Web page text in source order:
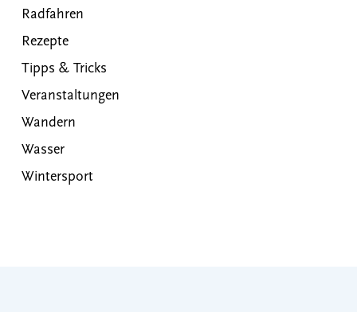
Radfahren
Rezepte
Tipps & Tricks
Veranstaltungen
Wandern
Wasser
Wintersport